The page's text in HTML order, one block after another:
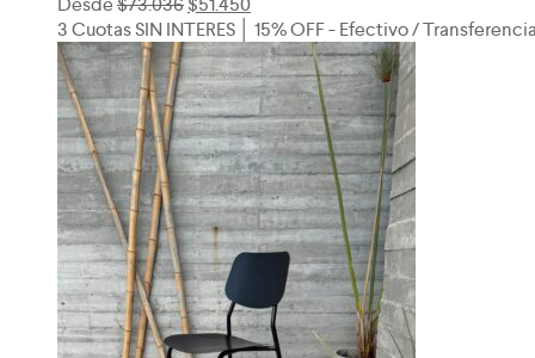
precio
original
era:
$73.036.
precio
actual
es:
$51.450.
3 Cuotas SIN INTERES │ 15% OFF - Efectivo /